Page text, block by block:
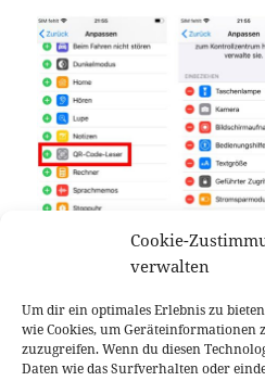
Cookie-
verwalten
Um dir ein optimales Erlebnis zu
wie Cookies, um Geräteinformationen
zuzugreifen. Wenn du diesen
Daten wie das Surfverhalten oder
finden Sie ihn in dieser
grüne (+)-Zeichen, danach
taucht der QR-Code-